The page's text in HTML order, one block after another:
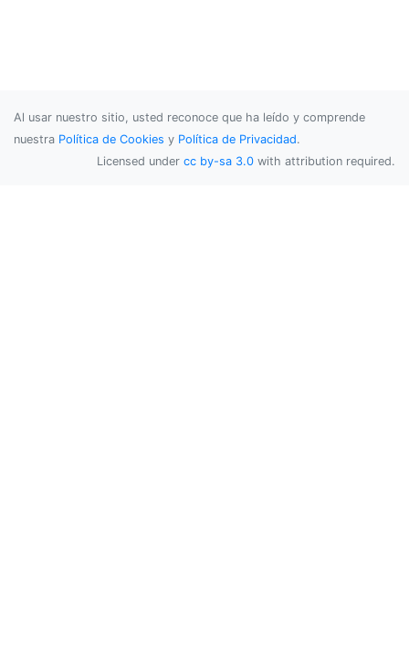
Al usar nuestro sitio, usted reconoce que ha leído y comprende
nuestra Política de Cookies y Política de Privacidad.
Licensed under cc by-sa 3.0 with attribution required.